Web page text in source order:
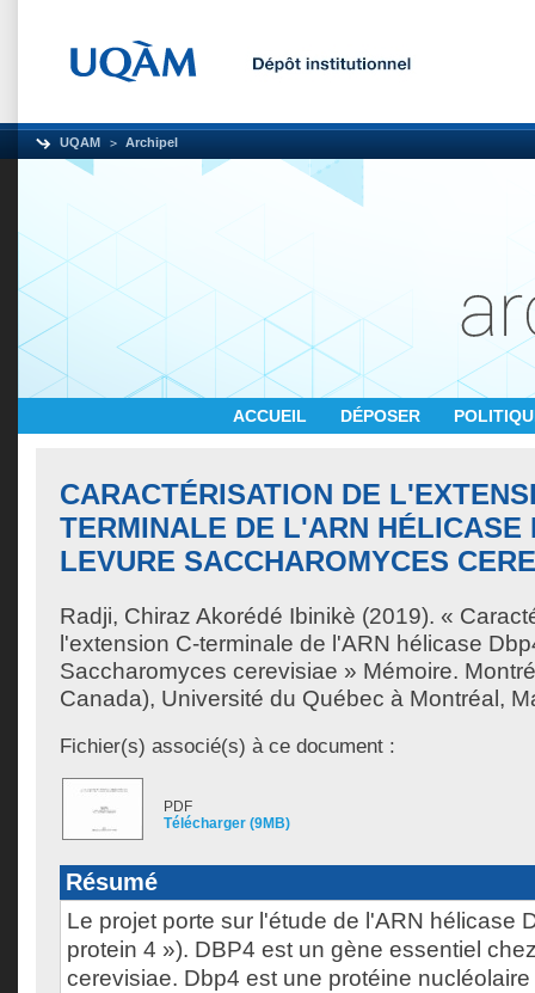
UQAM Archipel
ACCUEIL DÉPOSER
CARACTÉRISATION DE
TERMINALE DE L'ARN HÉLICASE
LEVURE SACCHAROMYCES
Radji, Chiraz Akorédé Ibinikè (2019). «
l'extension C-terminale de l'ARN hélicase
Saccharomyces cerevisiae » Mémoire.
Canada), Université du Québec à Montréal,
Fichier(s) associé(s) à ce document :
PDF
Télécharger (9MB)
Résumé
Le projet porte sur l'étude de l'ARN hélicase
protein 4 »). DBP4 est un gène essentiel
cerevisiae. Dbp4 est une protéine